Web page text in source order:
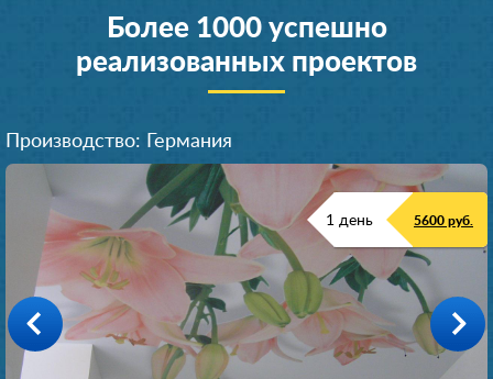
Более 1000 успешно
реализованных проектов
Производство: Германия
1 день 5600 руб.
Производство: Германия
1 день 6700 руб.
Производство: Германия
1 день 4500 руб.
Производство: Германия
1 день 5800 руб.
Производство: Германия
1 день 7700 руб.
Производство: Германия
1 день 5500 руб.